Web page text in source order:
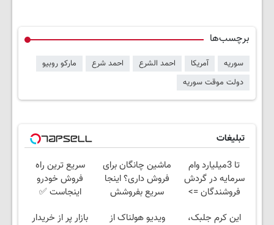
برچسب‌ها
سوریه آمریکا احمد الشرع احمد شرع
مارکو روبیو
دولت موقت سوریه
تبلیغات
تا 3میلیارد وام
سرمایه در گردش
فروشندگان =>
کن
ماشین چانگان برای
فروش داری؟ اینجا
سریع بفروشش
سریع ترین راه
فروش خودرو
اینجاست ✅
این کرم جلبک،
ویدیو هولناک از
بازار پر از خریدار